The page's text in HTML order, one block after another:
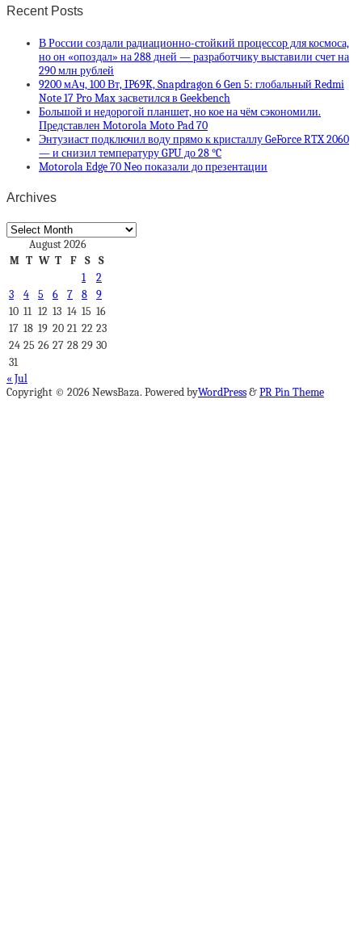
Recent Posts
В России создали радиационно-стойкий процессор для космоса,
но он «опоздал» на 288 дней — разработчику выставили счет на
290 млн рублей
9200 мАч, 100 Вт, IP69K, Snapdragon 6 Gen 5: глобальный Redmi
Note 17 Pro Max засветился в Geekbench
Большой и недорогой планшет, но кое на чём сэкономили.
Представлен Motorola Moto Pad 70
Энтузиаст подключил воду прямо к кристаллу GeForce RTX 2060
— и снизил температуру GPU до 28 °C
Motorola Edge 70 Neo показали до презентации
Archives
Archives
August 2026
M T W T F S
S
1
2
3
4 5 6 7 8
9
10 11 12 13 14 15 16
17 18 19 20 21 22 23
24 25 26 27 28 29 30
31
« Jul
Copyright © 2026 NewsBaza. Powered byWordPress&PR Pin Theme